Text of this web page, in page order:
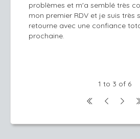
problèmes et m'a semblé très
mon premier RDV et je suis très
retourne avec une confiance
prochaine.
1 to 3 of 6